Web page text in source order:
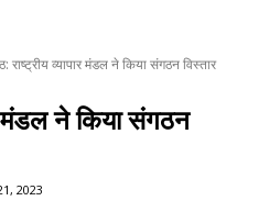
राष्ट्रीय व्यापार मंडल ने किया संगठन विस्तार
मंडल ने किया संगठन
2023